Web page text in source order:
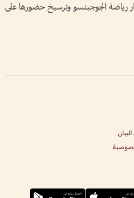
رياضة الجوجيتسو وترسيخ حضورها على